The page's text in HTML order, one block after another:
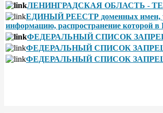
ЛЕНИНГРАДСКАЯ ОБЛАСТЬ -
ЕДИНЫЙ РЕЕСТР доменных имен,
информацию, распространение которой в
ФЕДЕРАЛЬНЫЙ СПИСОК
ФЕДЕРАЛЬНЫЙ СПИСОК
ФЕДЕРАЛЬНЫЙ СПИСОК